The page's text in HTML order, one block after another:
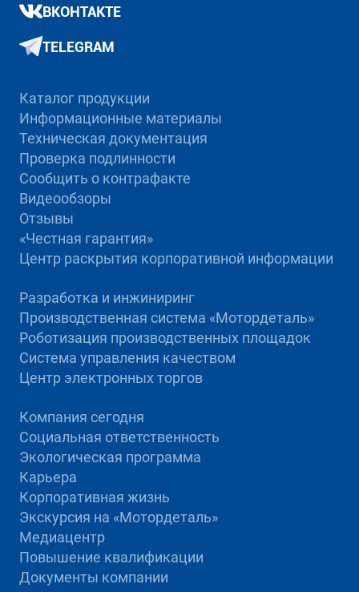
ВКОНТАКТЕ
TELEGRAM
Каталог продукции
Информационные материалы
Техническая документация
Проверка подлинности
Сообщить о контрафакте
Видеообзоры
Отзывы
«Честная гарантия»
Центр раскрытия корпоративной информации
Разработка и инжиниринг
Производственная система «Mотордеталь»
Роботизация производственных площадок
Система управления качеством
Центр электронных торгов
Компания сегодня
Социальная ответственность
Экологическая программа
Карьера
Корпоративная жизнь
Экскурсия на «Мотордеталь»
Медиацентр
Повышение квалификации
Документы компании